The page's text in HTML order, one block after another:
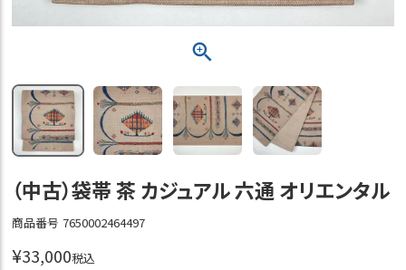
（中古）袋帯 茶 カジュアル 六通 オリエンタル
商品番号 7650002464497
¥33,000税込